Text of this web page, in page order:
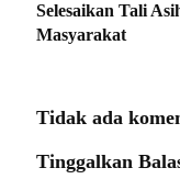
Selesaikan Tali
Masyarakat
Tidak ada
Tinggalkan